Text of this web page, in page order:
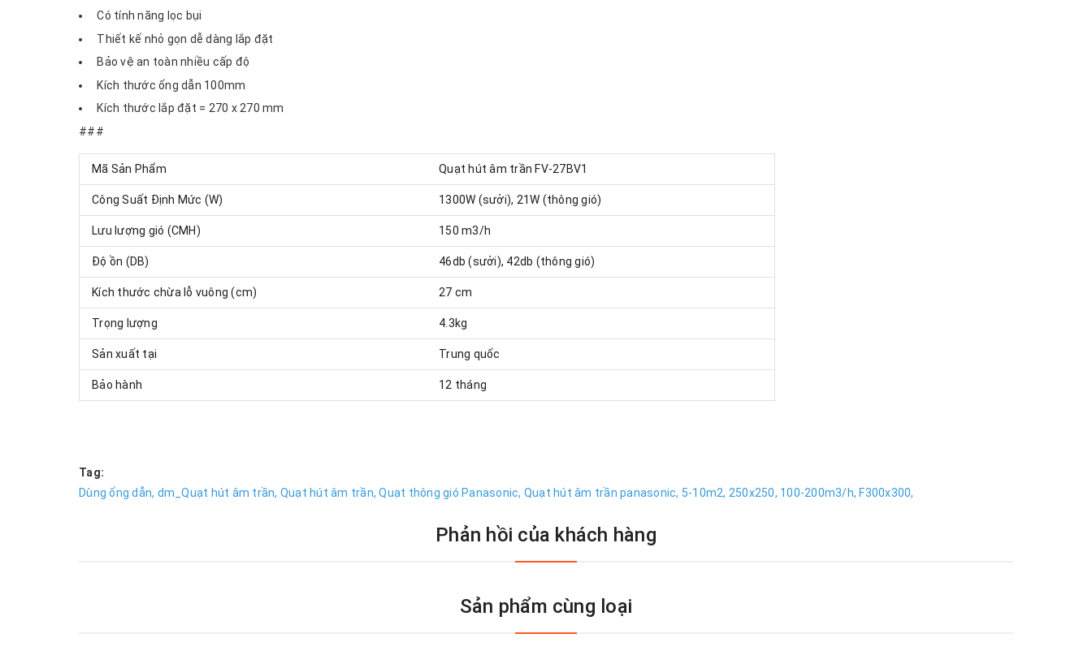
Có tính năng lọc bụi
Thiết kế nhỏ gọn dễ dàng lắp đặt
Bảo vệ an toàn nhiều cấp độ
Kích thước ống dẫn 100mm
Kích thước lắp đặt = 270 x 270 mm
###
Mã Sản Phẩm Quạt hút âm trần FV-27BV1
Công Suất Định Mức (W) 1300W (sưởi), 21W (thông gió)
Lưu lượng gió (CMH) 150 m3/h
Độ ồn (DB) 46db (sưởi), 42db (thông gió)
Kích thước chừa lỗ vuông (cm) 27 cm
Trọng lượng 4.3kg
Sản xuất tại Trung quốc
Bảo hành 12 tháng
Tag:
Dùng ống dẫn, dm_Quạt hút âm trần, Quạt hút âm trần, Quạt thông gió Panasonic, Quạt hút âm trần panasonic, 5-10m2, 250x250, 100-200m3/h, F300x300,
Phản hồi của khách hàng
Sản phẩm cùng loại